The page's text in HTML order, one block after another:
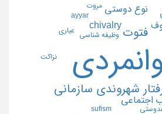
فتوت
شهروندي سازماني
chivalry
نوع دوستي
اجتماعي
sufism
وظيفه شناسي
مروت
ayyar
عياري
نزاكت